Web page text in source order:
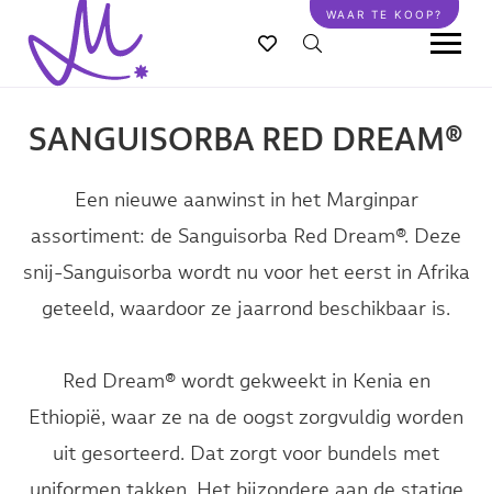
Overslaan
naar
inhoud
gaan
WAAR TE KOOP?
SANGUISORBA RED DREAM®
Een nieuwe aanwinst in het Marginpar
assortiment: de Sanguisorba Red Dream®. Deze
snij-Sanguisorba wordt nu voor het eerst in Afrika
geteeld, waardoor ze jaarrond beschikbaar is.
Red Dream® wordt gekweekt in Kenia en
Ethiopië, waar ze na de oogst zorgvuldig worden
uit gesorteerd. Dat zorgt voor bundels met